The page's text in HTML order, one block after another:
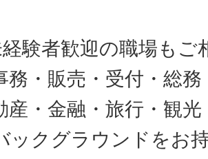
験者歓迎の職場もご
務・販売・受付・総
産・金融・旅行・観
ックグラウンドをお